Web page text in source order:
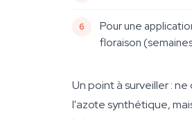
Pour une
floraison
Un point à surveiller :
l'azote synthétique,